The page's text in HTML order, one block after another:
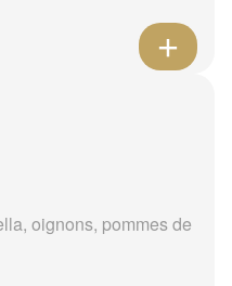
oignons, pommes de